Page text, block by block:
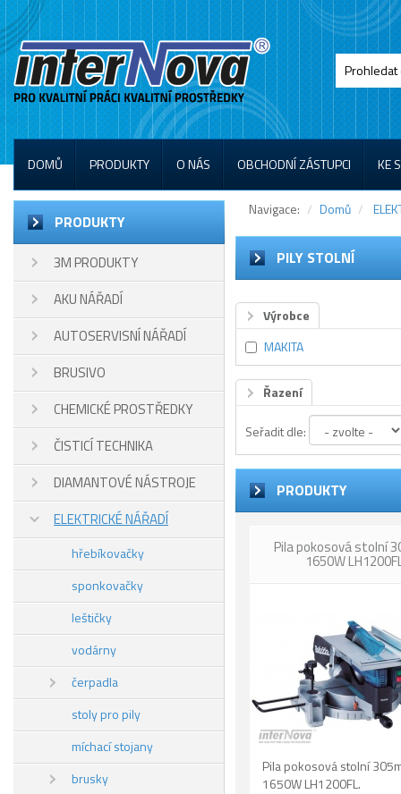
DOMŮ PRODUKTY O NÁS OBCHODNÍ ZÁSTUPCI KE
PRODUKTY
3M PRODUKTY
AKU NÁŘADÍ
AUTOSERVISNÍ NÁŘADÍ
BRUSIVO
CHEMICKÉ PROSTŘEDKY
ČISTICÍ TECHNIKA
DIAMANTOVÉ NÁSTROJE
ELEKTRICKÉ NÁŘADÍ
hřebíkovačky
sponkovačky
leštičky
vodárny
čerpadla
stoly pro pily
míchací stojany
brusky
Navigace: Domů
PILY STOLNÍ
Výrobce
MAKITA
Řazení
Seřadit dle:
PRODUKTY
Pila pokosová stolní
1650W
Pila pokosová stolní
1650W LH1200FL.